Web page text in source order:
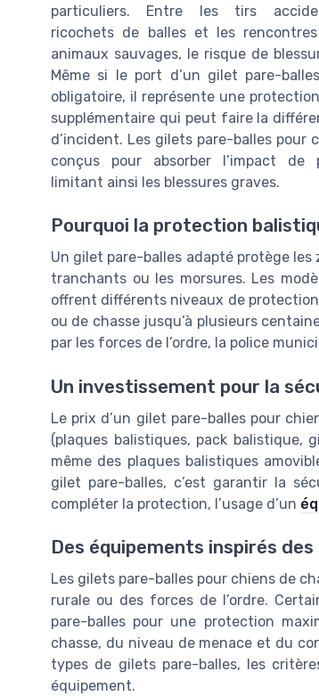
particuliers. Entre les tirs
ricochets de balles et les
animaux sauvages, le risque de
Même si le port d’un gilet pare-
obligatoire, il représente une
supplémentaire qui peut faire la
d’incident. Les gilets pare-balles pour
conçus pour absorber l’impact de
limitant ainsi les blessures graves.
Pourquoi la protection
Un gilet pare-balles adapté protège
tranchants ou les morsures. Les
offrent différents niveaux de
ou de chasse jusqu’à plusieurs
par les forces de l’ordre, la police
Un investissement pour la
Le prix d’un gilet pare-balles pour
(plaques balistiques, pack balistique,
même des plaques balistiques
gilet pare-balles, c’est garantir la
compléter la protection, l’usage d’un
Des équipements inspirés
Les gilets pare-balles pour chiens de
rurale ou des forces de l’ordre.
pare-balles pour une protection
chasse, du niveau de menace et du
types de gilets pare-balles, les
équipement.